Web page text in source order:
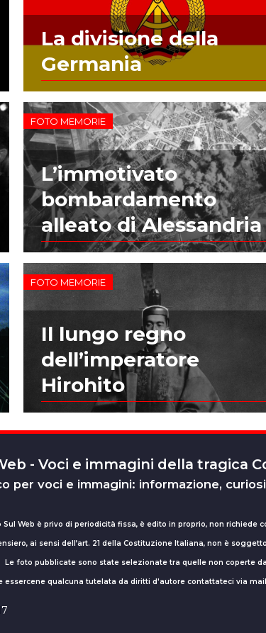
La divisione della
Germania
FOTO MEMORIE
L’immotivato
bombardamento
alleato di Alessandria
FOTO MEMORIE
Il lungo regno
dell’imperatore
Hirohito
- Voci e immagini della tragica
per voci e immagini: informazione,
Sul Web è privo di periodicità fissa, è edito in proprio, non richiede
ai sensi dell’art. 21 della Costituzione Italiana, non è
Le foto pubblicate sono state selezionate tra quelle non coperte
essercene qualcuna tutelata da diritti d'autore contattateci via